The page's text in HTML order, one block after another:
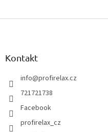
Z
Kontakt
info@profirelax.cz
721721738
Facebook
profirelax_cz